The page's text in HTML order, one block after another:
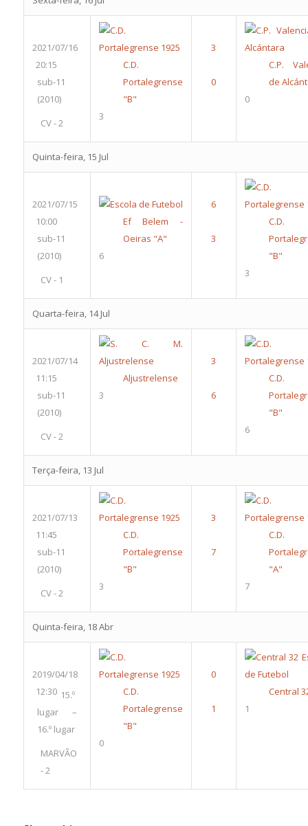
2021/07/16
20:15
sub-11
(2010)
CV - 2
C.D.
Portalegrense
"B"
3
C.P.
de
0
Quinta-feira, 15 Jul
2021/07/15
10:00
sub-11
(2010)
CV - 1
Ef Belem -
Oeiras "A"
6
C.D.
"B"
3
Quarta-feira, 14 Jul
2021/07/14
11:15
sub-11
(2010)
CV - 2
Aljustrelense
3
C.D.
"B"
6
Terça-feira, 13 Jul
2021/07/13
11:45
sub-11
(2010)
CV - 2
C.D.
Portalegrense
"B"
3
C.D.
"A"
7
Quinta-feira, 18 Abr
2019/04/18
12:30 15.º
lugar –
16.º lugar
MARVÃO
- 2
C.D.
Portalegrense
"B"
0
Central
1